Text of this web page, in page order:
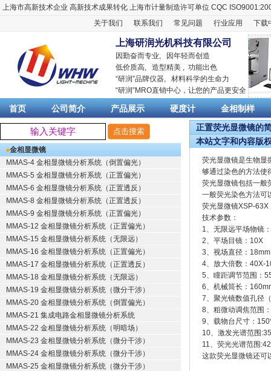
上海市高新技术企业 高新技术成果转化 上海市计量制造许可单位 CQC
关于我们
联系我们 常见问题 行业应用 下载
上海研润光机科技有限公司
因勤奋而专业, 因年轻而创造
低价质高, 造型精美 , 功能出色
“研润”品牌仪器, 材料科学的生命力
“研润”MRO直销中心，让您的产品更安全
首页 公司简介 产品展示 硬度计 金相制样
金相显微镜
MMAS-4 金相显微镜分析系统（倒置偏光）
MMAS-5 金相显微镜分析系统（正置偏光）
MMAS-6 金相显微镜分析系统（正置透反）
MMAS-8 金相显微镜分析系统（正置透反）
MMAS-9 金相显微镜分析系统（正置偏光）
MMAS-12 金相显微镜分析系统（正置偏光）
MMAS-15 金相显微镜分析系统（无限远）
MMAS-16 金相显微镜分析系统（正置偏光）
MMAS-17 金相显微镜分析系统（正置透反）
MMAS-18 金相显微镜分析系统（无限远）
MMAS-19 金相显微镜分析系统（微分干涉）
MMAS-20 金相显微镜分析系统（倒置偏光）
MMAS-21 集成电路金相显微镜分析系统
MMAS-22 金相显微镜分析系统（明暗场）
MMAS-23 金相显微镜分析系统（微分干涉）
MMAS-24 金相显微镜分析系统（微分干涉）
MMAS-25 金相显微镜分析系统（微分干涉）
正置荧光显微镜的
本站文字和内容版
荧光显微镜是生物显
够通过染色的方法使
荧光显微镜包括一般
一般荧光染色方法可
荧光显微镜XSP-63X
技术参数：
1、无限远平场物镜
2、平场目镜：
3、视场直径：18mm
4、放大倍数：40X-
5、瞳距调节范围：
6、机械筒长：
7、聚光镜数值孔径
8、粗微动调焦范围
9、载物台尺寸：
10、激发光谱范围
11、荧光光谱范围
这款荧光显微镜还可